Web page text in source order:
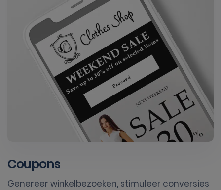
Coupons
Genereer winkelbezoeken, stimuleer conversies